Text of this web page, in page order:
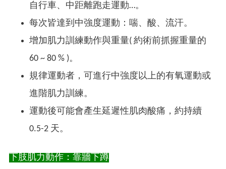
自行車、中距離跑走運動…。
每次皆達到中強度運動：喘、酸、流汗。
增加肌力訓練動作與重量( 約術前抓握重量的
60 ~ 80 % )。
規律運動者，可進行中強度以上的有氧運動或
進階肌力訓練。
運動後可能會產生延遲性肌肉酸痛，約持續
0.5-2 天。
下肢肌力動作：靠牆下蹲